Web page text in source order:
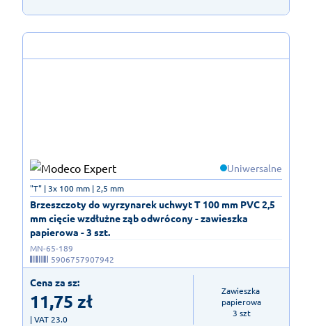
Uniwersalne
Brzeszczoty do wyrzynarek uchwyt T 100 mm PVC 2,5
mm cięcie wzdłużne ząb odwrócony - zawieszka
papierowa - 3 szt.
"T" | 3x 100 mm | 2,5 mm
MN-65-189
5906757907942
Cena za sz:
11,75 zł
| VAT 23.0
Zawieszka
papierowa
3 szt